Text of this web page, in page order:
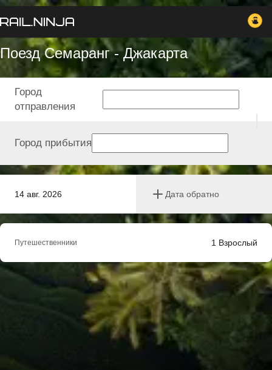
Поезд Семаранг - Джакарта
14 авг. 2026 Дата обратно
Город
отправления
Город прибытия
Путешественники 1 Взрослый